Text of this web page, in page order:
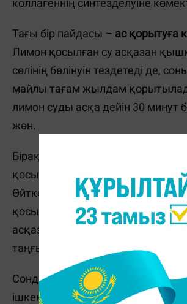
Тағы бір пайдасы – ас қорытуға
Лимон қосылған су асқазан
сөлінің бөлінуін тездетеді де,
майлы тағам жылдам
лимон суды асқа дейін 30 минут
жөн.
Бірақ мамандардың айтуынша,
қосылған суды аш қарынға
Өйткені жоғарыда айтылғандай,
қосылған судың өзі қышқыл
асқазан қышқылын тез көтеріп
таңғы уақыт үшін бұл жақсы
Сондықтан таңертең 1-2
ішкен абзал.